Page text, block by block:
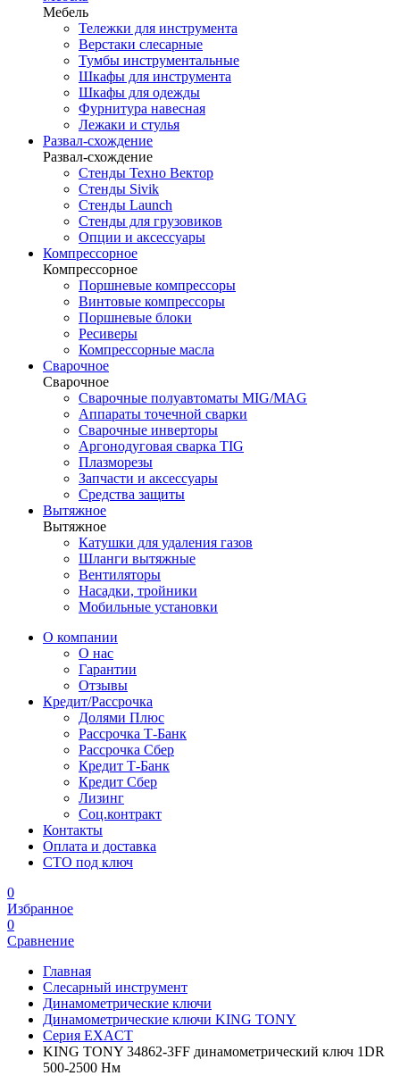
Мебель
Тележки для инструмента
Верстаки слесарные
Тумбы инструментальные
Шкафы для инструмента
Шкафы для одежды
Фурнитура навесная
Лежаки и стулья
Развал-схождение
Развал-схождение
Стенды Техно Вектор
Стенды Sivik
Стенды Launch
Стенды для грузовиков
Опции и аксессуары
Компрессорное
Компрессорное
Поршневые компрессоры
Винтовые компрессоры
Поршневые блоки
Ресиверы
Компрессорные масла
Сварочное
Сварочное
Сварочные полуавтоматы MIG/MAG
Аппараты точечной сварки
Сварочные инверторы
Аргонодуговая сварка TIG
Плазморезы
Запчасти и аксессуары
Средства защиты
Вытяжное
Вытяжное
Катушки для удаления газов
Шланги вытяжные
Вентиляторы
Насадки, тройники
Мобильные установки
О компании
О нас
Гарантии
Отзывы
Кредит/Рассрочка
Долями Плюс
Рассрочка Т-Банк
Рассрочка Сбер
Кредит Т-Банк
Кредит Сбер
Лизинг
Соц.контракт
Контакты
Оплата и доставка
СТО под ключ
0
Избранное
0
Сравнение
Главная
Слесарный инструмент
Динамометрические ключи
Динамометрические ключи KING TONY
Серия EXACT
KING TONY 34862-3FF динамометрический ключ 1DR
500-2500 Нм